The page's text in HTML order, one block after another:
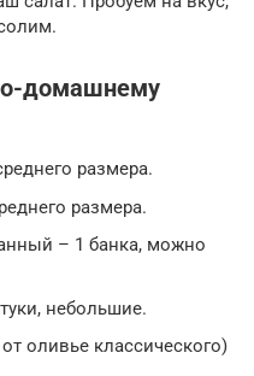
домашнему
размера.
размера.
– 1 банка, можно
небольшие.
оливье классического)